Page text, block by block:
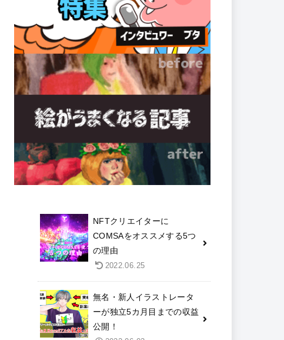
NFTクリエイターに
COMSAをオススメする5つ
の理由
2022.06.25
無名・新人イラストレータ
ーが独立5カ月目までの収益
公開！